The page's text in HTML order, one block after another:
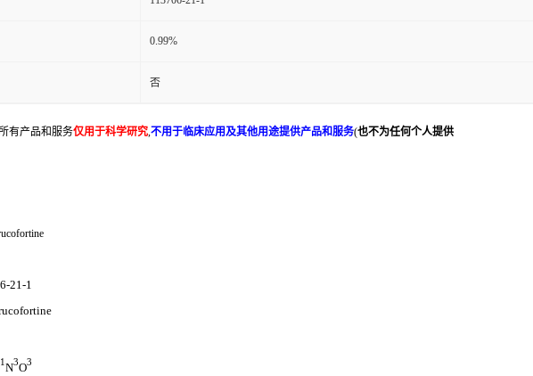
0.99%
否
有产品和服务仅用于科学研究,不用于临床应用及其他用途提供产品和服务(也不为任何个人提供
21-1
N3O3